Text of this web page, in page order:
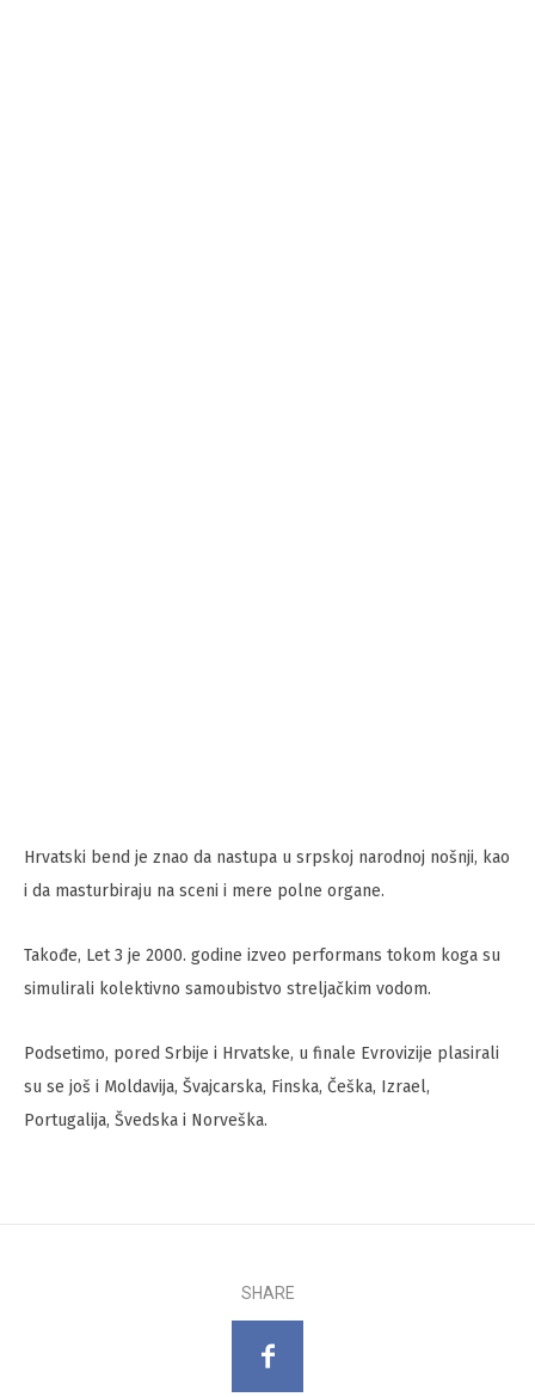
Hrvatski bend je znao da nastupa u srpskoj narodnoj nošnji, kao
i da masturbiraju na sceni i mere polne organe.
Takođe, Let 3 je 2000. godine izveo performans tokom koga su
simulirali kolektivno samoubistvo streljačkim vodom.
Podsetimo, pored Srbije i Hrvatske, u finale Evrovizije plasirali
su se još i Moldavija, Švajcarska, Finska, Češka, Izrael,
Portugalija, Švedska i Norveška.
SHARE